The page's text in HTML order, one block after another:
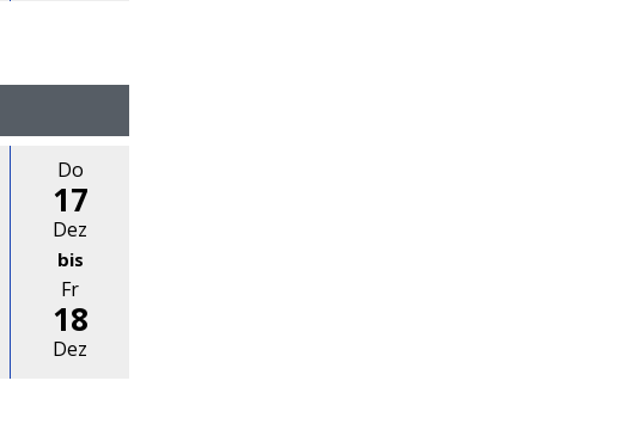
Do
17
Dez
bis
Fr
18
Dez